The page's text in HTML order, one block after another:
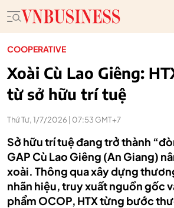
COOPERATIVE
Xoài Cù Lao Giêng:
từ sở hữu trí tuệ
Thứ Tư, 1/7/2026 | 07:53 GMT+7
Sở hữu trí tuệ đang trở thành
GAP Cù Lao Giêng (An Giang)
xoài. Thông qua xây dựng
nhãn hiệu, truy xuất nguồn gốc
phẩm OCOP, HTX từng bước